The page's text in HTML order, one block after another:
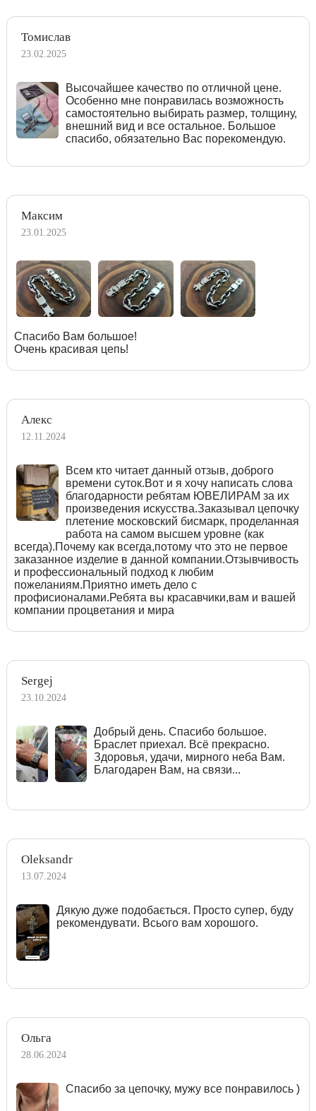
Томислав
23.02.2025
Высочайшее качество по отличной цене.
Особенно мне понравилась возможность
самостоятельно выбирать размер, толщину,
внешний вид и все остальное. Большое
спасибо, обязательно Вас порекомендую.
Максим
23.01.2025
Спасибо Вам большое!
Очень красивая цепь!
Алекс
12.11.2024
Всем кто читает данный отзыв, доброго
времени суток.Вот и я хочу написать слова
благодарности ребятам ЮВЕЛИРАМ за их
произведения искусства.Заказывал цепочку
плетение московский бисмарк, проделанная
работа на самом высшем уровне (как
всегда).Почему как всегда,потому что это не первое
заказанное изделие в данной компании.Отзывчивость
и профессиональный подход к любим
пожеланиям.Приятно иметь дело с
профисионалами.Ребята вы красавчики,вам и вашей
компании процветания и мира
Sergej
23.10.2024
Добрый день. Спасибо большое.
Браслет приехал. Всё прекрасно.
Здоровья, удачи, мирного неба Вам.
Благодарен Вам, на связи...
Oleksandr
13.07.2024
Дякую дуже подобається. Просто супер, буду
рекомендувати. Всього вам хорошого.
Ольга
28.06.2024
Спасибо за цепочку, мужу все понравилось )